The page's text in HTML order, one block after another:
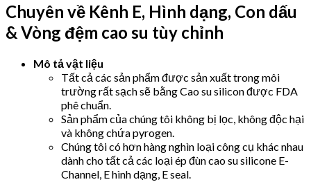
Chuyên về Kênh E, Hình dạng, Con dấu
& Vòng đệm cao su tùy chỉnh
Mô tả vật liệu
Tất cả các sản phẩm được sản xuất trong môi
trường rất sạch sẽ bằng Cao su silicon được FDA
phê chuẩn.
Sản phẩm của chúng tôi không bị lọc, không độc hại
và không chứa pyrogen.
Chúng tôi có hơn hàng nghìn loại công cụ khác nhau
dành cho tất cả các loại ép đùn cao su silicone E-
Channel, E hình dạng, E seal.